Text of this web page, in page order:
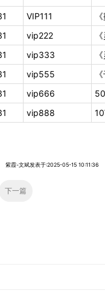
VIP111
vip222
vip333
vip555
vip666
vip888
紫霞-文斌发表于:2025-05-15 10:11:36
下一篇